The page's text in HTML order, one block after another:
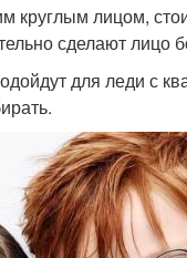
круглым лицом,
сделают лицо
для леди с